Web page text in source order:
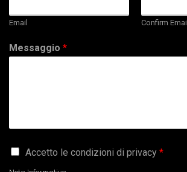
Email Confirm Email
Messaggio *
G
Accetto le condizioni di privacy *